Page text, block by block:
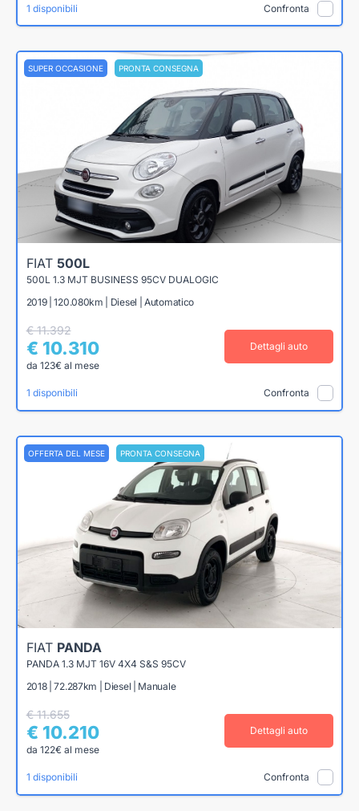
1 disponibili Confronta
SUPER OCCASIONE PRONTA CONSEGNA
FIAT 500L
500L 1.3 MJT BUSINESS 95CV DUALOGIC
2019 | 120.080km | Diesel | Automatico
€ 11.392
€ 10.310
da 123€ al mese
Dettagli auto
1 disponibili Confronta
OFFERTA DEL MESE PRONTA CONSEGNA
FIAT PANDA
PANDA 1.3 MJT 16V 4X4 S&S 95CV
2018 | 72.287km | Diesel | Manuale
€ 11.655
€ 10.210
da 122€ al mese
Dettagli auto
1 disponibili Confronta